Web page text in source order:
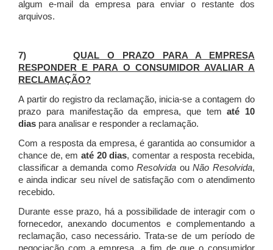
algum e-mail da empresa para enviar o restante dos
arquivos.
7)QUAL O PRAZO PARA A EMPRESA
RESPONDER E PARA O CONSUMIDOR AVALIAR A
RECLAMAÇÃO?
A partir do registro da reclamação, inicia-se a contagem do
prazo para manifestação da empresa, que tematé 10
dias para analisar e responder a reclamação.
Com a resposta da empresa, é garantida ao consumidor a
chance de, em até 20 dias, comentar a resposta recebida,
classificar a demanda comoResolvida ouNão Resolvida,
e ainda indicar seu nível de satisfação com o atendimento
recebido.
Durante esse prazo, há a possibilidade de interagir com o
fornecedor, anexando documentos e complementando a
reclamação, caso necessário.Trata-se de um período de